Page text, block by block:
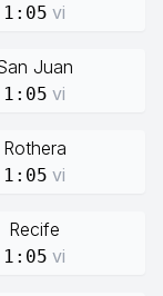
1:05 vi
Juan
1:05 vi
Rothera
1:05 vi
Recife
1:05 vi